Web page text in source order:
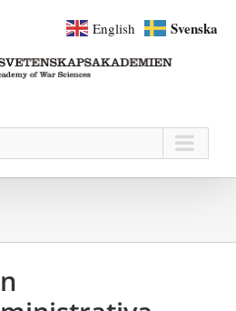
English Svenska